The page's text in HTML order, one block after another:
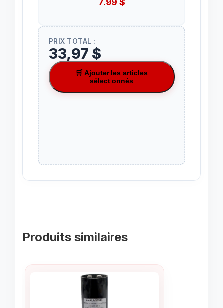
7.99 $
PRIX TOTAL :
33,97 $
🛒 Ajouter les articles
sélectionnés
Produits similaires